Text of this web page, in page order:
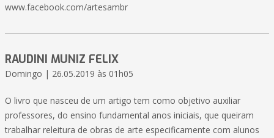
www.facebook.com/artesambr
RAUDINI MUNIZ FELIX
Domingo | 26.05.2019 às 01h05
O livro que nasceu de um artigo tem como objetivo auxiliar
professores, do ensino fundamental anos iniciais, que queiram
trabalhar releitura de obras de arte especificamente com alunos